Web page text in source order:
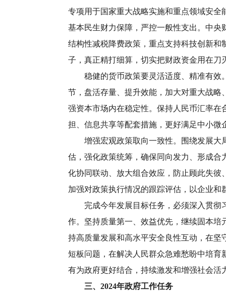
专项用于国家重大战略实施和重点领域安
基本民生财力保障，严控一般性支出。中央
结构性减税降费政策，重点支持科技创新
子，真正精打细算，切实把财政资金用在刀
稳健的货币政策要灵活适度、精准有效。
节，盘活存量、提升效能，加大对重大战
强资本市场内在稳定性。保持人民币汇率
担、信息共享等配套措施，更好满足中小微
增强宏观政策取向一致性。围绕发展大局
估，强化政策统筹，确保同向发力、形成
化协同联动、放大组合效应，防止顾此失
加强对政策执行情况的跟踪评估，以企业
完成今年发展目标任务，必须深入贯彻习
作。坚持质量第一、效益优先，继续固本
持高质量发展和高水平安全良性互动，在
短板问题，在解决人民群众急难愁盼中培
有为政府更好结合，持续激发和增强社会
三、2024年政府工作任务